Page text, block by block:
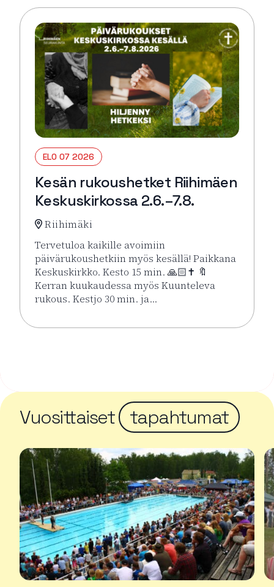
ELO 07 2026
Kesän rukoushetket Riihimäen
Keskuskirkossa 2.6.–7.8.
Riihimäki
Tervetuloa kaikille avoimiin
päivärukoushetkiin myös kesällä! Paikkana
Keskuskirkko. Kesto 15 min. 🙏🏻✝️ 🔖
Kerran kuukaudessa myös Kuunteleva
rukous. Kestjo 30 min. ja…
Lue lisää tapahtumasta Kesän rukoushetket
Vuosittaiset tapahtumat